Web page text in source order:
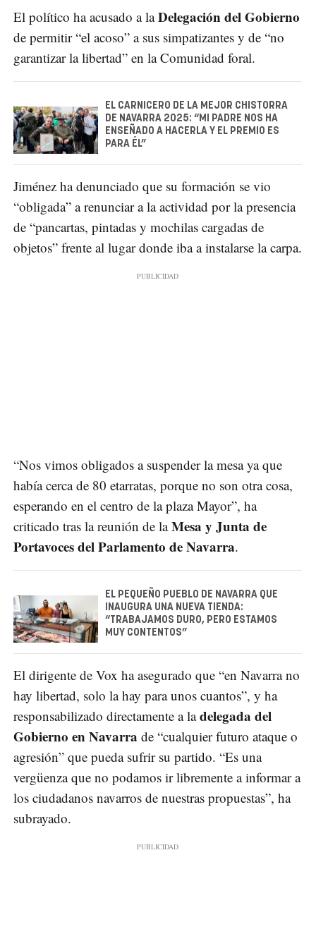
El político ha acusado a laDelegación del Gobierno
de permitir “el acoso” a sus simpatizantes y de “no
garantizar la libertad” en la Comunidad foral.
EL CARNICERO DE LA MEJOR CHISTORRA
DE NAVARRA 2025: “MI PADRE NOS HA
ENSEÑADO A HACERLA Y EL PREMIO ES
PARA ÉL”
Jiménez ha denunciado que su formación se vio
“obligada” a renunciar a la actividad por la presencia
de “pancartas, pintadas y mochilas cargadas de
objetos” frente al lugar donde iba a instalarse la carpa.
“Nos vimos obligados a suspender la mesa ya que
había cerca de 80 etarratas, porque no son otra cosa,
esperando en el centro de la plaza Mayor”, ha
criticado tras la reunión de laMesa y Junta de
Portavoces del Parlamento de Navarra.
EL PEQUEÑO PUEBLO DE NAVARRA QUE
INAUGURA UNA NUEVA TIENDA:
“TRABAJAMOS DURO, PERO ESTAMOS
MUY CONTENTOS”
El dirigente de Vox ha asegurado que “en Navarra no
hay libertad, solo la hay para unos cuantos”, y ha
responsabilizado directamente a ladelegada del
Gobierno en Navarra de “cualquier futuro ataque o
agresión” que pueda sufrir su partido. “Es una
vergüenza que no podamos ir libremente a informar a
los ciudadanos navarros de nuestras propuestas”, ha
subrayado.